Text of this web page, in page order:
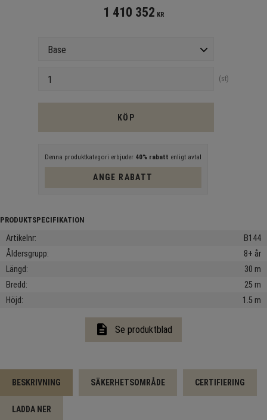
1 410 352 KR
st
KÖP
Denna produktkategori erbjuder 40% rabatt enligt avtal
ANGE RABATT
Artikelnr
B144
Åldersgrupp
8+ år
Längd
30 m
Bredd
25 m
Höjd
1.5 m
description Se produktblad
BESKRIVNING SÄKERHETSOMRÅDE CERTIFIERING
LADDA NER